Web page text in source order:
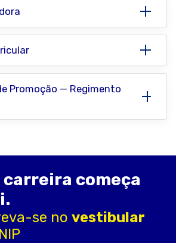
Promoção — Regimento
carreira começa
se no vestibular